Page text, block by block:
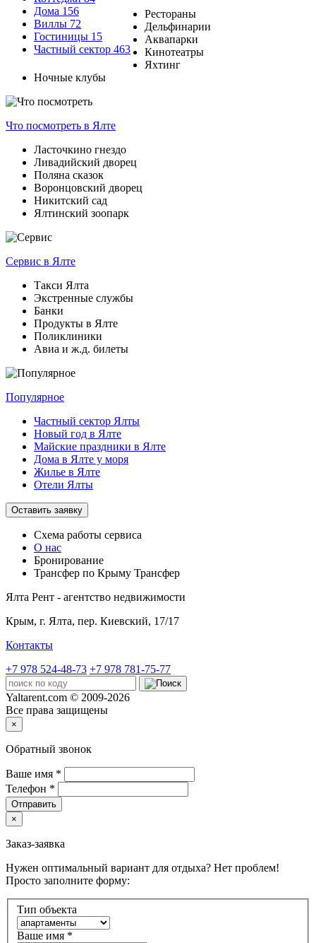
Дома 156
Виллы 72
Гостиницы 15
Частный сектор 463
Рестораны
Дельфинарии
Аквапарки
Кинотеатры
Яхтинг
Ночные клубы
Что посмотреть в Ялте
Ласточкино гнездо
Ливадийский дворец
Поляна сказок
Воронцовский дворец
Никитский сад
Ялтинский зоопарк
Сервис в Ялте
Такси Ялта
Экстренные службы
Банки
Продукты в Ялте
Поликлиники
Авиа и ж.д. билеты
Популярное
Частный сектор Ялты
Новый год в Ялте
Майские праздники в Ялте
Дома в Ялте у моря
Жилье в Ялте
Отели Ялты
Оставить заявку
Схема работы сервиса
О нас
Бронирование
Трансфер по Крыму Трансфер
Ялта Рент - агентство недвижимости
Крым, г. Ялта, пер. Киевский, 17/17
Контакты
+7 978 524-48-73 +7 978 781-75-77
Yaltarent.com © 2009-2026
Все права защищены
×
Обратный звонок
Ваше имя *
Телефон *
Отправить
×
Заказ-заявка
Нужен оптимальный вариант для отдыха? Нет проблем!
Просто заполните форму:
Тип объекта
Ваше имя *